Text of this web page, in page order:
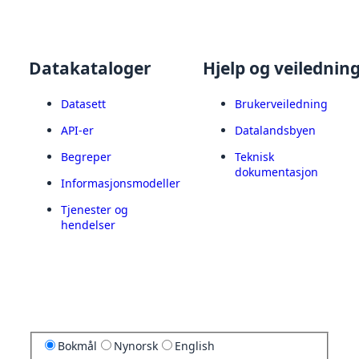
Datakataloger
Datasett
API-er
Begreper
Informasjonsmodeller
Tjenester og
hendelser
Hjelp og
Brukerveiledning
Datalandsbyen
Teknisk
dokumentasjon
Bokmål Nynorsk English